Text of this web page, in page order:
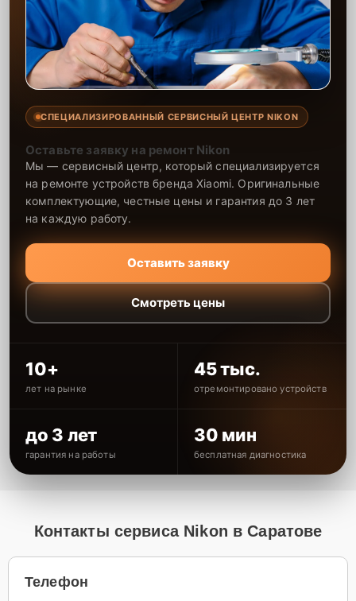
СПЕЦИАЛИЗИРОВАННЫЙ СЕРВИСНЫЙ ЦЕНТР NIKON
Оставьте заявку на ремонт Nikon
Мы — сервисный центр, который специализируется
на ремонте устройств бренда Xiaomi. Оригинальные
комплектующие, честные цены и гарантия до 3 лет
на каждую работу.
Оставить заявку
Смотреть цены
10+
лет на рынке
45 тыс.
отремонтировано устройств
до 3 лет
гарантия на работы
30 мин
бесплатная диагностика
Контакты сервиса Nikon в Саратове
Телефон